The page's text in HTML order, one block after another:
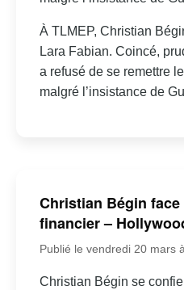
À TLMEP, Christian
Lara Fabian. Coincé,
a refusé de se remettre
malgré l’insistance de
Christian Bégin face
financier –
Publié le vendredi 20 mars
Christian Bégin se